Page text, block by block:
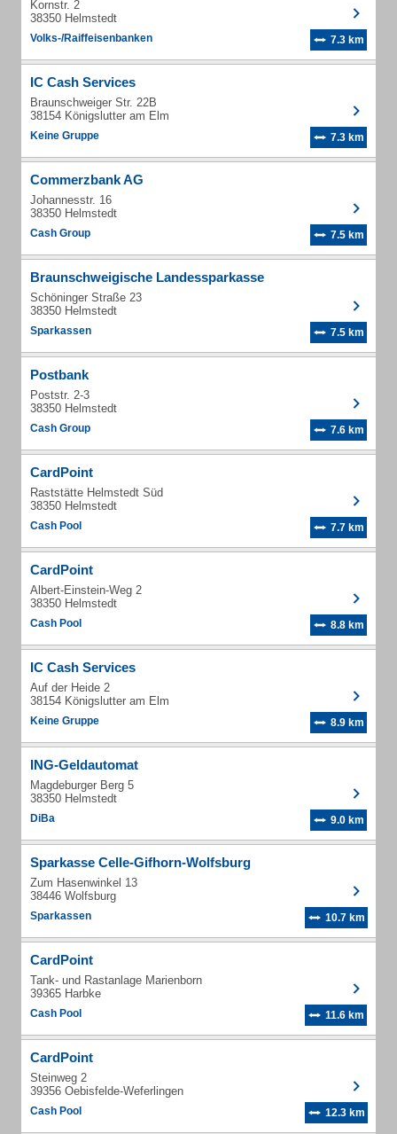
Kornstr. 2
38350 Helmstedt
Volks-/Raiffeisenbanken 7.3 km
IC Cash Services
Braunschweiger Str. 22B
38154 Königslutter am Elm
Keine Gruppe 7.3 km
Commerzbank AG
Johannesstr. 16
38350 Helmstedt
Cash Group 7.5 km
Braunschweigische Landessparkasse
Schöninger Straße 23
38350 Helmstedt
Sparkassen 7.5 km
Postbank
Poststr. 2-3
38350 Helmstedt
Cash Group 7.6 km
CardPoint
Raststätte Helmstedt Süd
38350 Helmstedt
Cash Pool 7.7 km
CardPoint
Albert-Einstein-Weg 2
38350 Helmstedt
Cash Pool 8.8 km
IC Cash Services
Auf der Heide 2
38154 Königslutter am Elm
Keine Gruppe 8.9 km
ING-Geldautomat
Magdeburger Berg 5
38350 Helmstedt
DiBa 9.0 km
Sparkasse Celle-Gifhorn-Wolfsburg
Zum Hasenwinkel 13
38446 Wolfsburg
Sparkassen 10.7 km
CardPoint
Tank- und Rastanlage Marienborn
39365 Harbke
Cash Pool 11.6 km
CardPoint
Steinweg 2
39356 Oebisfelde-Weferlingen
Cash Pool 12.3 km